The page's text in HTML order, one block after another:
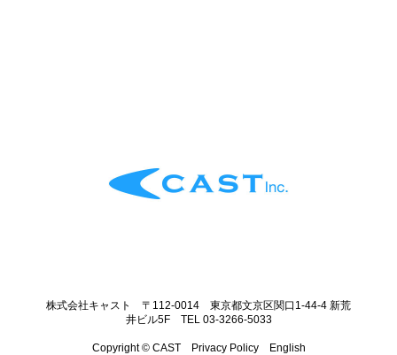
株式会社キャスト 〒112-0014 東京都文京区関口1-44-4 新荒
井ビル5F TEL 03-3266-5033
Copyright © CAST Privacy Policy English